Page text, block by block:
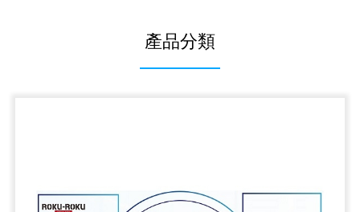
產品分類